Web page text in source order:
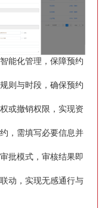
能化管理，保障预约
则与时段，确保预约
或撤销权限，实现资
，需填写必要信息并
批模式，审核结果即
动，实现无感通行与